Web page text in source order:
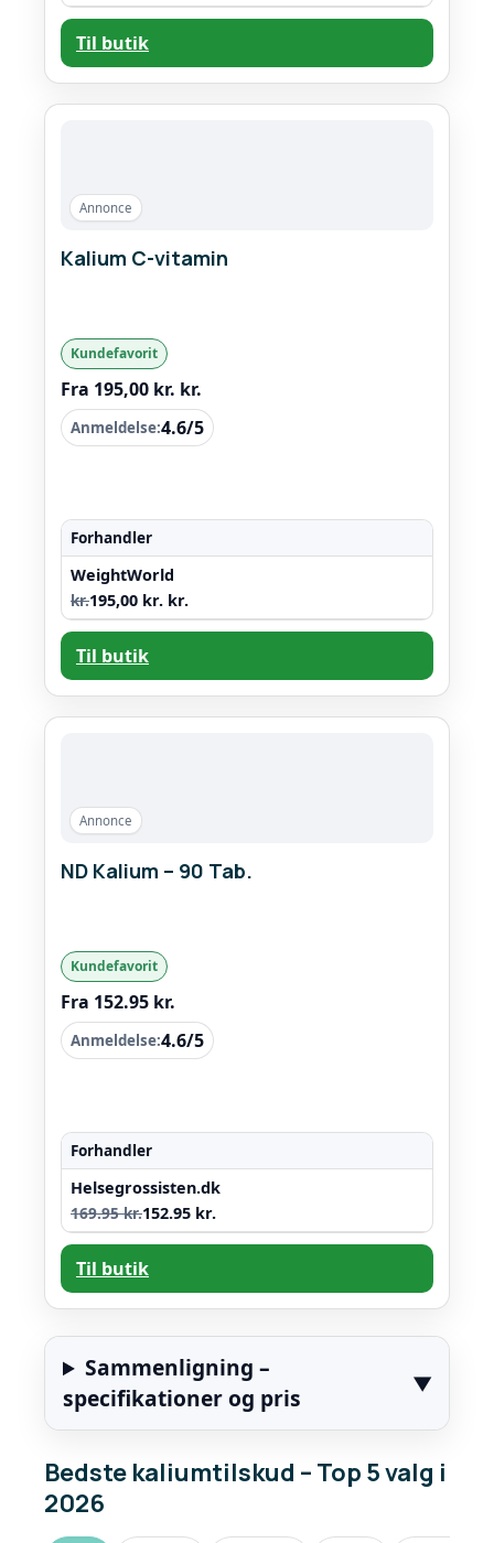
Til butik
Annonce
Kalium C-vitamin
Kundefavorit
Fra 195,00 kr. kr.
Anmeldelse:4.6/5
Til butik
Forhandler
WeightWorld
kr.195,00 kr. kr.
Annonce
ND Kalium – 90 Tab.
Kundefavorit
Fra 152.95 kr.
Anmeldelse:4.6/5
Til butik
Forhandler
Helsegrossisten.dk
169.95 kr.152.95 kr.
Sammenligning –
specifikationer og pris
Bedste kaliumtilskud – Top 5 valg i
2026